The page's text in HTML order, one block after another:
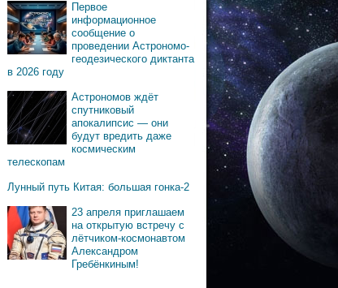
Первое
информационное
сообщение о
проведении Астрономо-
геодезического диктанта
в 2026 году
Астрономов ждёт
спутниковый
апокалипсис — они
будут вредить даже
космическим
телескопам
Лунный путь Китая: большая гонка-2
23 апреля приглашаем
на открытую встречу с
лётчиком-космонавтом
Александром
Гребёнкиным!